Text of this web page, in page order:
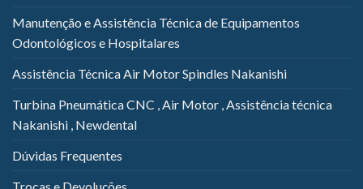
Manutenção e Assistência Técnica de Equipamentos
Odontológicos e Hospitalares
Assistência Técnica Air Motor Spindles Nakanishi
Turbina Pneumática CNC , Air Motor , Assistência técnica
Nakanishi , Newdental
Dúvidas Frequentes